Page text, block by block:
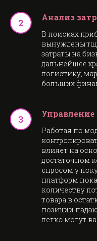
Анализ
В поисках
вынуждены
затраты на
дальнейшее
логистику,
больших
Управление
Работая по
влияет на
достаточном
спросом у
платформ
количеству
товара в
позиции
легко могут